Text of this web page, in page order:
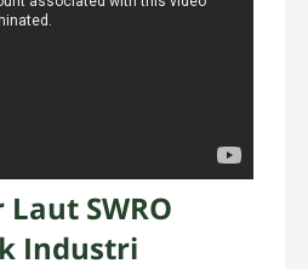
SWRO
Industri